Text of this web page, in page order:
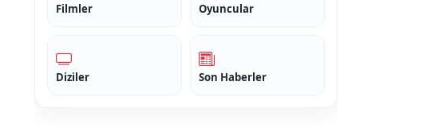
Filmler Oyuncular
Diziler Son Haberler